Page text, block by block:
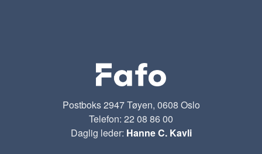
Postboks 2947 Tøyen, 0608 Oslo
Telefon: 22 08 86 00
Daglig leder: Hanne C. Kavli